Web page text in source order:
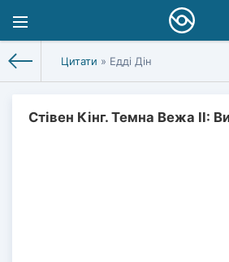
Цитати » Едді Дін
Стівен Кінг. Темна Вежа II: